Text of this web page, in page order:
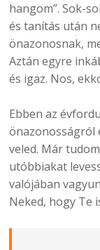
hangom”. Sok-
és tanítás után
önazonosnak,
Aztán egyre
és igaz. Nos,
Ebben az
önazonosságról
veled. Már
utóbbiakat
valójában
Neked, hogy Te